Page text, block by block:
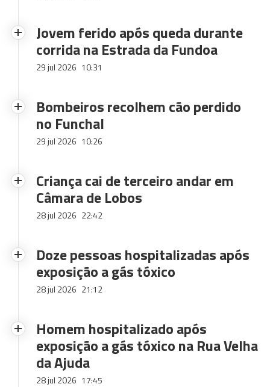
Jovem ferido após queda durante
corrida na Estrada da Fundoa
29 jul 2026 10:31
Bombeiros recolhem cão perdido
no Funchal
29 jul 2026 10:26
Criança cai de terceiro andar em
Câmara de Lobos
28 jul 2026 22:42
Doze pessoas hospitalizadas após
exposição a gás tóxico
28 jul 2026 21:12
Homem hospitalizado após
exposição a gás tóxico na Rua Velha
da Ajuda
28 jul 2026 17:45